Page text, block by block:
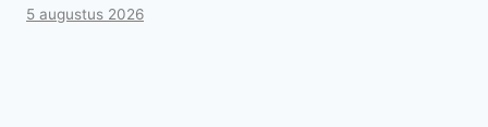
5 augustus 2026